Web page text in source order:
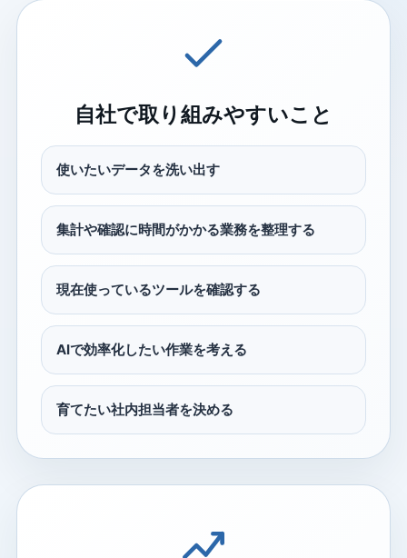
自社で取り組みやすいこと
使いたいデータを洗い出す
集計や確認に時間がかかる業務を整理する
現在使っているツールを確認する
AIで効率化したい作業を考える
育てたい社内担当者を決める